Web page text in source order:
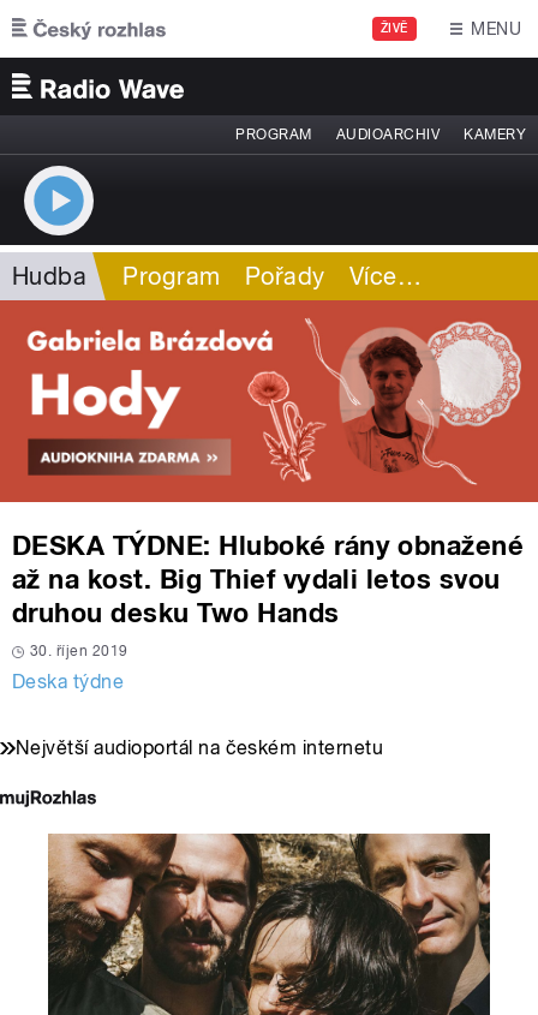
Přejít k hlavnímu obsahu
ŽIVĚ MENU
PROGRAM AUDIOARCHIV KAMERY
Hudba Program Pořady Více…
DESKA TÝDNE: Hluboké rány obnažené
až na kost. Big Thief vydali letos svou
druhou desku Two Hands
30. říjen 2019
Deska týdne
Největší audioportál na českém internetu